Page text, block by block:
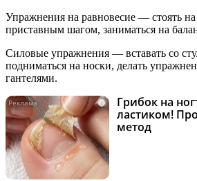
Упражнения на равновесие — стоять
приставным шагом, заниматься на
Силовые упражнения — вставать со
подниматься на носки, делать
гантелями.
i
Грибок на
ластиком!
метод